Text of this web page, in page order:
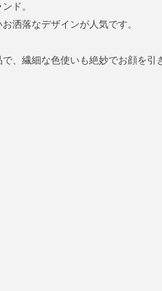
ド。
洒落なデザインが人気です。
、繊細な色使いも絶妙でお顔を引